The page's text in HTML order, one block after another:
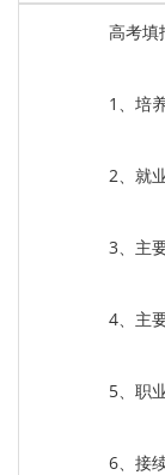
高考填
1、培
2、就
3、主
4、主
5、职
6、接